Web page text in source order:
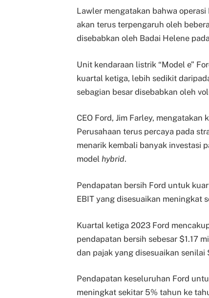
Lawler mengatakan bahwa
akan terus terpengaruh oleh
disebabkan oleh Badai Helene
Unit kendaraan listrik “Model e”
kuartal ketiga, lebih sedikit
sebagian besar disebabkan oleh
CEO Ford, Jim Farley,
Perusahaan terus percaya pada
menarik kembali banyak investasi
model hybrid.
Pendapatan bersih Ford untuk
EBIT yang disesuaikan meningkat
Kuartal ketiga 2023 Ford
pendapatan bersih sebesar $1.17
dan pajak yang disesuaikan senilai
Pendapatan keseluruhan Ford
meningkat sekitar 5% tahun ke